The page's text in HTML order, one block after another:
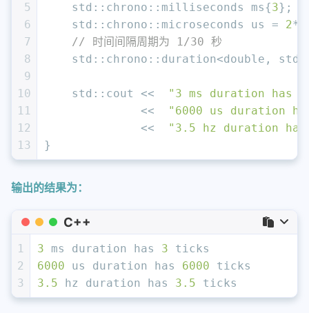
5
6
7
8
9
10
11
12
13
    std::chrono::milliseconds ms{
3
    std::chrono::microseconds us =
2
// 时间间隔周期为 1/30 秒
    std::chrono::duration<
double ,
    std::cout <<
"3 ms duration has "
              <<
"6000 us duration
              <<
"3.5 hz duration
}
输出的结果为：
C++
1
2
3
3 ms duration has 3 ticks
6000 us duration has 6000 ticks
3.5 hz duration has 3.5 ticks